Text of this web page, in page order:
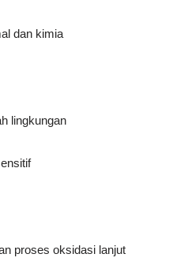
dan kimia
lingkungan
proses oksidasi lanjut